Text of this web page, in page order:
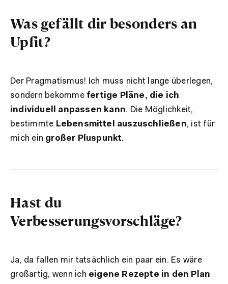
Was gefällt dir besonders an
Upfit?
Der Pragmatismus! Ich muss nicht lange überlegen,
sondern bekommefertige Pläne, die ich
individuell anpassen kann. Die Möglichkeit,
bestimmte Lebensmittel auszuschließen, ist für
mich ein großer Pluspunkt.
Hast du
Verbesserungsvorschläge?
Ja, da fallen mir tatsächlich ein paar ein. Es wäre
großartig, wenn ich eigene Rezepte in den Plan